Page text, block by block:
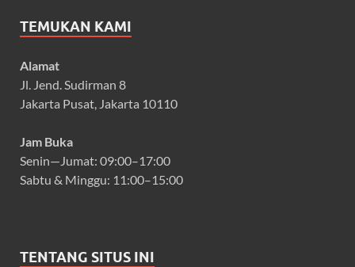
TEMUKAN KAMI
Alamat
Jl. Jend. Sudirman 8
Jakarta Pusat, Jakarta 10110
Jam Buka
Senin—Jumat: 09:00–17:00
Sabtu & Minggu: 11:00–15:00
TENTANG SITUS INI